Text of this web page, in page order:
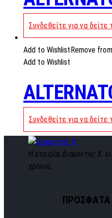
Συνδεθείτε για να δείτε
Add to WishlistRemove
Add to Wishlist
Συνδεθείτε για να δείτε
Η εταιρία Διαμαντής Χ.
χρόνια.
ΠΡΟΣΦΑΤΑ